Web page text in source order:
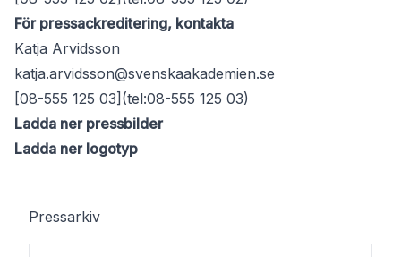
För pressackreditering, kontakta
Katja Arvidsson
katja.arvidsson@svenskaakademien.se
[08-555 125 03](tel:08-555 125 03)
Ladda ner pressbilder
Ladda ner logotyp
Pressarkiv